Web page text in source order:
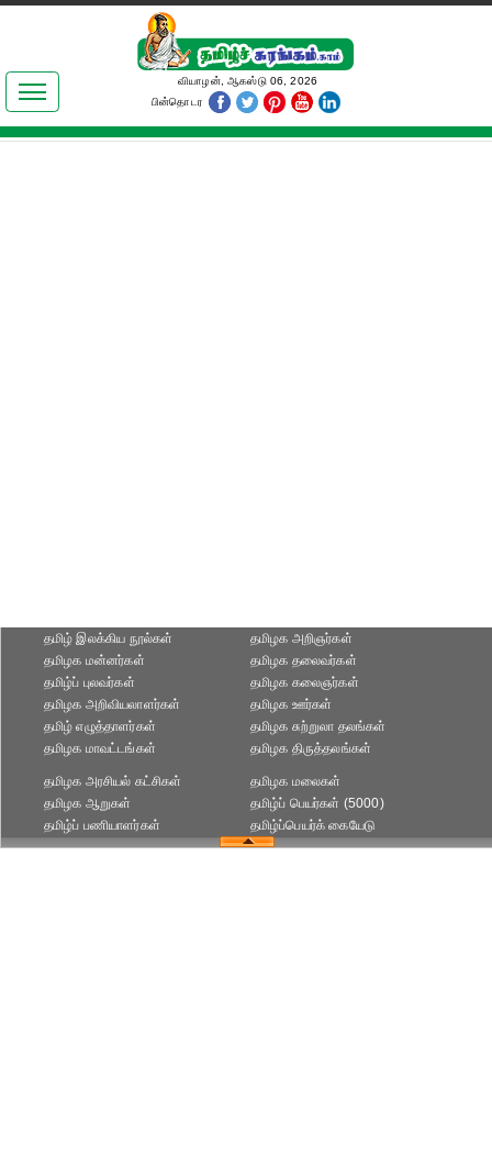
இலக்கியங்கள்
தமிழ் உலகம்
வியாழன், ஆகஸ்டு 06, 2026
பின்தொடர
தமிழ் இலக்கிய நூல்கள்
தமிழக மன்னர்கள்
தமிழ்ப் புலவர்கள்
தமிழக அறிஞர்கள்
தமிழக தலைவர்கள்
தமிழக கலைஞர்கள்
தமிழக அறிவியலாளர்கள்‎
தமிழ் எழுத்தாளர்கள்
தமிழக மாவட்டங்கள்
தமிழக ஊர்கள்
தமிழக சுற்றுலா தலங்கள்
தமிழக திருத்தலங்கள்
தமிழக அரசியல் கட்சிகள்
தமிழக ஆறுகள்
தமிழ்ப் பணியாளர்கள்
தமிழக மலைகள்
தமிழ்ப் பெயர்கள் (5000)
தமிழ்ப்பெயர்க் கையேடு